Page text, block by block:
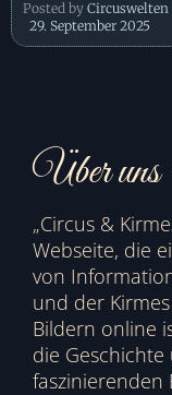
Posted by Circuswelten
29. September 2025
Über uns
„Circus &
Webseite, die
von
und der
Bildern online
die
faszinierenden